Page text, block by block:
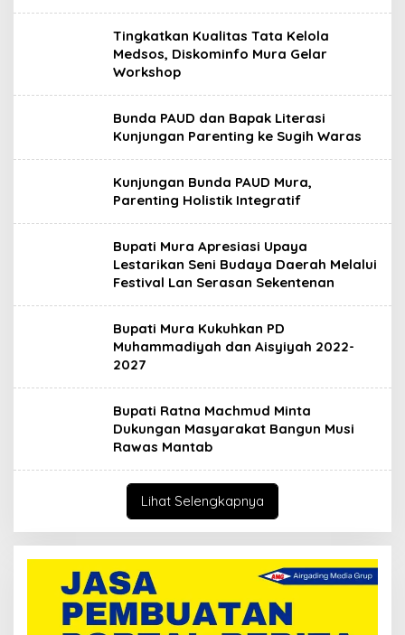
Tingkatkan Kualitas Tata Kelola
Medsos, Diskominfo Mura Gelar
Workshop
Bunda PAUD dan Bapak Literasi
Kunjungan Parenting ke Sugih Waras
Kunjungan Bunda PAUD Mura,
Parenting Holistik Integratif
Bupati Mura Apresiasi Upaya
Lestarikan Seni Budaya Daerah Melalui
Festival Lan Serasan Sekentenan
Bupati Mura Kukuhkan PD
Muhammadiyah dan Aisyiyah 2022-
2027
Bupati Ratna Machmud Minta
Dukungan Masyarakat Bangun Musi
Rawas Mantab
Lihat Selengkapnya